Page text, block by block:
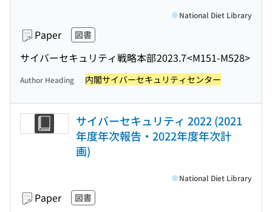
Paper 図書
サイバーセキュリティ戦略本部2023.7<M151-M528>
National Diet Library
Author Heading 内閣サイバーセキュリティセンター
サイバーセキュリティ 2022 (2021
年度年次報告・2022年度年次計
画)
Paper 図書
National Diet Library